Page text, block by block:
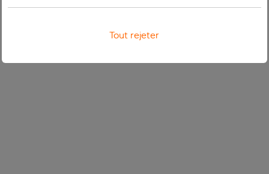
Tout rejeter